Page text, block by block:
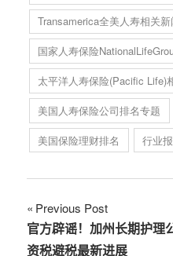
Transamerica全美人寿相关新
国家人寿保险
太平洋人寿保险(Pacific Life)
美国人寿保险公司排名专题
美国保险理财排名
行业
文
章
Previous Post
官方辟谣！加州长期护理
资税避税最新进展